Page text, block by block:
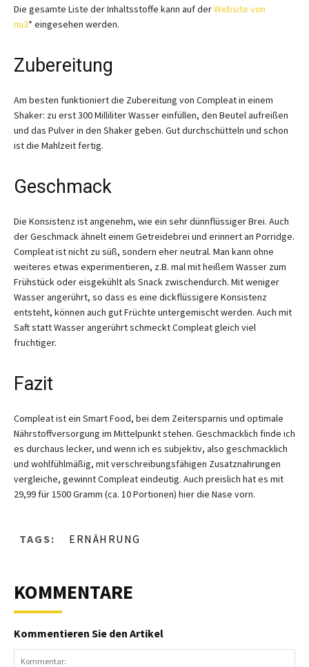
Die gesamte Liste der Inhaltsstoffe kann auf derWebsite von
nu3* eingesehen werden.
Zubereitung
Am besten funktioniert die Zubereitung von Compleat in einem
Shaker: zu erst 300 Milliliter Wasser einfüllen, den Beutel aufreißen
und das Pulver in den Shaker geben. Gut durchschütteln und schon
ist die Mahlzeit fertig.
Geschmack
Die Konsistenz ist angenehm, wie ein sehr dünnflüssiger Brei. Auch
der Geschmack ähnelt einem Getreidebrei und erinnert an Porridge.
Compleat ist nicht zu süß, sondern eher neutral. Man kann ohne
weiteres etwas experimentieren, z.B. mal mit heißem Wasser zum
Frühstück oder eisgekühlt als Snack zwischendurch. Mit weniger
Wasser angerührt, so dass es eine dickflüssigere Konsistenz
entsteht, können auch gut Früchte untergemischt werden. Auch mit
Saft statt Wasser angerührt schmeckt Compleat gleich viel
fruchtiger.
Fazit
Compleat ist ein Smart Food, bei dem Zeitersparnis und optimale
Nährstoffversorgung im Mittelpunkt stehen. Geschmacklich finde ich
es durchaus lecker, und wenn ich es subjektiv, also geschmacklich
und wohlfühlmäßig, mit verschreibungsfähigen Zusatznahrungen
vergleiche, gewinnt Compleat eindeutig. Auch preislich hat es mit
29,99 für 1500 Gramm (ca. 10 Portionen) hier die Nase vorn.
TAGS: ERNÄHRUNG
KOMMENTARE
Kommentieren Sie den Artikel